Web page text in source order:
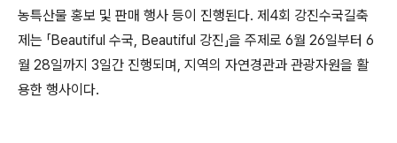
농특산물 홍보 및 판매 행사 등이 진행된다. 제4회 강진수국길축
제는 「Beautiful 수국, Beautiful 강진」을 주제로 6월 26일부터 6
월 28일까지 3일간 진행되며, 지역의 자연경관과 관광자원을 활
용한 행사이다.